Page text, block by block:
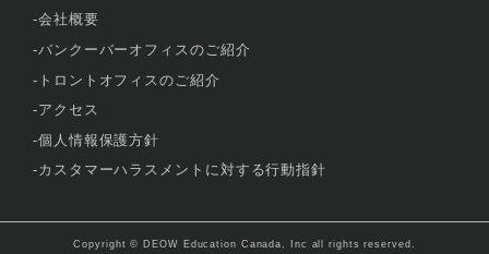
会社概要
バンクーバーオフィスのご紹介
トロントオフィスのご紹介
アクセス
個人情報保護方針
カスタマーハラスメントに対する行動指針
Copyright © DEOW Education Canada, Inc all rights reserved.